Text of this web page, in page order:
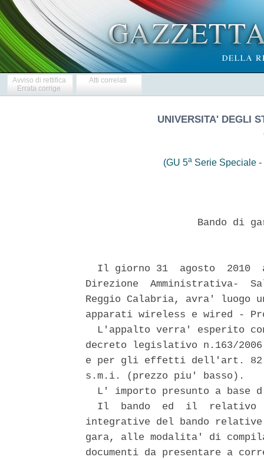
Avviso di rettifica
Errata corrige
Atti correlati
UNIVERSITA' DEGLI
(GU 5aSerie Speciale -
Bando di
Il giorno 31  agosto  2010
Direzione  Amministrativa-
Reggio Calabria, avra' luogo
apparati wireless e wired -
L'appalto verra' esperito
decreto legislativo n.163/
e per gli effetti dell'art. 82
s.m.i. (prezzo piu' basso).
L' importo presunto a base
Il  bando  ed  il  relativo
integrative del bando
gara, alle modalita' di
documenti da presentare a